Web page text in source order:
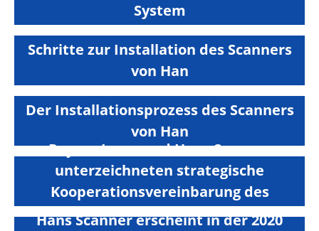
System
Schritte zur Installation des Scanners
von Han
Der Installationsprozess des Scanners
von Han
Raycus Laser und Hans Scanner
unterzeichneten strategische
Kooperationsvereinbarung des
Galvanometers
Hans Scanner erscheint in der 2020